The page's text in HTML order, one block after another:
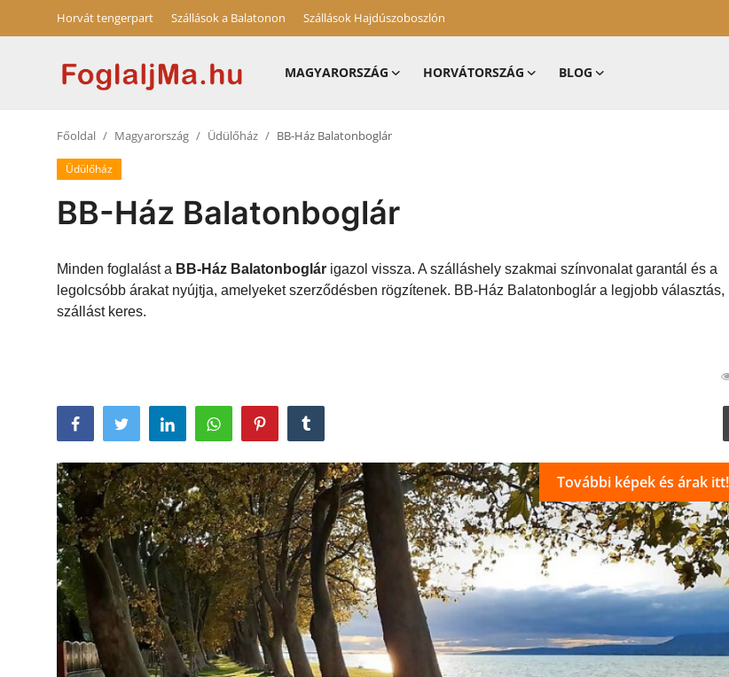
Horvát tengerpart Szállások a Balatonon Szállások Hajdúszoboszlón
MAGYARORSZÁG HORVÁTORSZÁG BLOG
Horvátország
Szállások Hajdúszoboszlón
Főoldal Magyarország Üdülőház BB-Ház Balatonboglár
Üdülőház
BB-Ház Balatonboglár
Minden foglalást a BB-Ház Balatonboglár igazol vissza. A szálláshely szakmai színvonalat garantál és a
legolcsóbb árakat nyújtja, amelyeket szerződésben rögzítenek. BB-Ház Balatonboglár a legjobb választás,
szállást keres.
További képek és árak itt!